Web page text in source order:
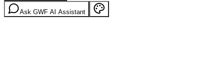
Ask GWF AI Assistant